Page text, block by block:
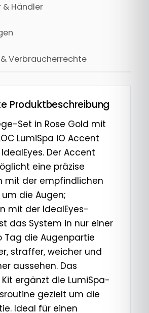
& Händler
Verbraucherrechte
Produktbeschreibung
Set in Rose Gold mit
LumiSpa iO Accent
Der Accent
eine präzise
mit der empfindlichen
die Augen;
mit der IdealEyes-
das System in nur einer
Tag die Augenpartie
straffer, weicher und
aussehen. Das
ergänzt die LumiSpa-
gezielt um die
Ideal für einen